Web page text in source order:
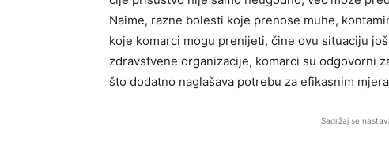
Naime, razne bolesti koje prenose muhe,
koje komarci mogu prenijeti, čine ovu situaciju
zdravstvene organizacije, komarci su odgovorni
što dodatno naglašava potrebu za efikasnim
Sadržaj se